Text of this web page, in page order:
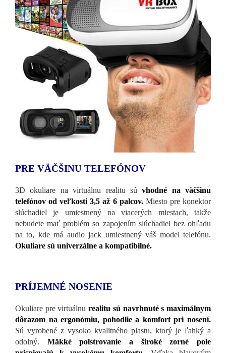
PRE VÄČŠINU TELEFÓNOV
3D okuliare na virtuálnu realitu súvhodné na väčšinu
telefónov od veľkosti 3,5 až 6 palcov. Miesto pre konektor
slúchadiel je umiestnený na viacerých miestach, takže
nebudete mať problém so zapojením slúchadiel bez ohľadu
na to, kde má audio jack umiestnený váš model telefónu.
Okuliare sú univerzálne a kompatibilné.
PRÍJEMNÉ NOSENIE
Okuliare pre virtuálnurealitu sú navrhnuté s maximálnym
dôrazom na ergonómiu, pohodlie a komfort pri nosení.
Sú vyrobené z vysoko kvalitného plastu, ktorý je ľahký a
odolný. Mäkké polstrovanie a široké zorné pole